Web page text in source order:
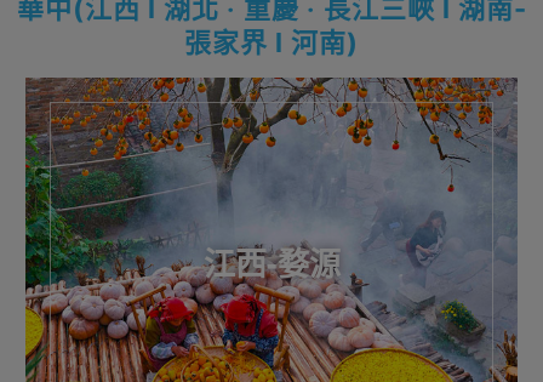
華中(江西 l 湖北 ‧ 重慶 ‧ 長江三峽 l 湖南-
張家界 l 河南)
江西-婺源